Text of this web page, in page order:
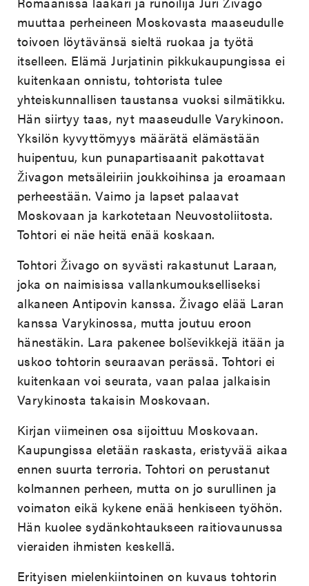
muuttaa perheineen Moskovasta maaseudulle
toivoen löytävänsä sieltä ruokaa ja työtä
itselleen. Elämä Jurjatinin pikkukaupungissa ei
kuitenkaan onnistu, tohtorista tulee
yhteiskunnallisen taustansa vuoksi silmätikku.
Hän siirtyy taas, nyt maaseudulle Varykinoon.
Yksilön kyvyttömyys määrätä elämästään
huipentuu, kun punapartisaanit pakottavat
Živagon metsäleiriin joukkoihinsa ja eroamaan
perheestään. Vaimo ja lapset palaavat
Moskovaan ja karkotetaan Neuvostoliitosta.
Tohtori ei näe heitä enää koskaan.
Tohtori Živago on syvästi rakastunut Laraan,
joka on naimisissa vallankumoukselliseksi
alkaneen Antipovin kanssa. Živago elää Laran
kanssa Varykinossa, mutta joutuu eroon
hänestäkin. Lara pakenee bolševikkejä itään ja
uskoo tohtorin seuraavan perässä. Tohtori ei
kuitenkaan voi seurata, vaan palaa jalkaisin
Varykinosta takaisin Moskovaan.
Kirjan viimeinen osa sijoittuu Moskovaan.
Kaupungissa eletään raskasta, eristyvää aikaa
ennen suurta terroria. Tohtori on perustanut
kolmannen perheen, mutta on jo surullinen ja
voimaton eikä kykene enää henkiseen työhön.
Hän kuolee sydänkohtaukseen raitiovaunussa
vieraiden ihmisten keskellä.
Erityisen mielenkiintoinen on kuvaus tohtorin